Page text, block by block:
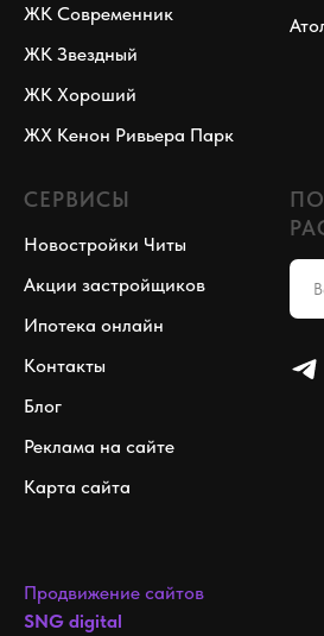
ЖК Современник
ЖК Звездный
ЖК Хороший
ЖХ Кенон Ривьера Парк
СЕРВИСЫ
Новостройки Читы
Акции застройщиков
Ипотека онлайн
Контакты
Блог
Реклама на сайте
Карта сайта
Продвижение сайтов
SNG digital